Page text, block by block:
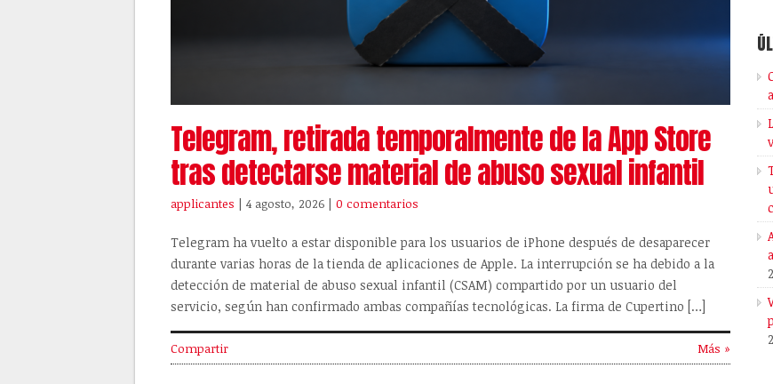
Telegram, retirada temporalmente de la App Store
tras detectarse material de abuso sexual infantil
applicantes | 4 agosto, 2026 | 0 comentarios
Telegram ha vuelto a estar disponible para los usuarios de iPhone después de desaparecer
durante varias horas de la tienda de aplicaciones de Apple. La interrupción se ha debido a la
detección de material de abuso sexual infantil (CSAM) compartido por un usuario del
servicio, según han confirmado ambas compañías tecnológicas. La firma de Cupertino […]
Compartir Más »